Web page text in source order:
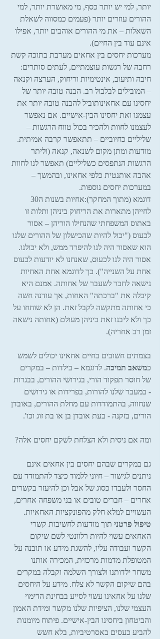
יותר, למי יש יותר כסף, מי מאושרת יותר, למי
ההורים עוזרים יותר (פעמים כמסווה לשאלת
השאלות – את מי ההורים אוהבים יותר, אפילו
אינם עוד בין החיים).
מערכות יחסים בין אחאים מערבת בתוכה קשת
רחבה של רגשות עוצמתיים, לעתים סותרים:
חיבה ותיעוב, אינטימיות וריחוק, הערצה וקנאה
– המובילים לבלבול רב. הבנה טובה יותר של
יחסינו עם אחאינותוביל להבנה טובה יותר את
עצמנו ואת יחסינו הבין-אישיים. אם נאפשר
לעצמנו לחוות ולהכיר בכול טווח הרגשות –
שליליים כחיוביים – תתאפשר קרבה אמיתית.
מודעות ומתן מקום לשנאה, קנאה (וליתר
הרגשות הנתפסים כשליליים) תאפשר לנו לחוות
אהבה אותנטית כלפי אחאינו, ובהמשך –
במערכות יחסים נוספות.
לחייהן מתארות את הריחוק ביניהן ותלות זו
באתוס המשפחתי שהנחילו הוריהן – אסור
לכעוס ("יכול להיות שהכישלון של ההורים שלנו
הוא שאסור היה לנו להיפרד ממש, ולא יכולנו.
אסור היה לנו לכעוס, שאנחנו לא יודעות לכעוס
אחת על השנייה"). כך לדוגמא אחת האחיות
נישאה לחבר לשעבר של אחותה. אמנם היא
קיבלה את "ברכתה" האחות, אך עודנה חשה
כי אחותה מתקשה לקבל זאת. הן לא שוחחו על
כך ולא ליבנו זאת ביניהן מעולם (אחותה נישאה
זמן רב אחריה).
בצמתים חשובים בחיים אחאינו יכולים לשמש
כמשאב תמיכה. לדוגמא – בילדות – במקרים
של חוסר תפקוד הורי, בגירושי ההורים, בבגרות
- במעבר שלנו להורות, בפרידות או גירושים
שנחווה, בהתמודדות עם מחלת ההורים, באובדן
הורים, בזקנה - בעת אובדן בן או בת זוג וכו'.
ומה אם ניסית ולא הצלחת לשקם יחסים אלה?
גם במקרים שבהם יחסים בין אחאים אינם
ניתנים לגישור – חיוני ללמוד כיצד להתמודד עם
החסר ולעבדו כסוג של אבל וכן להיעזר בקשרים
אחרים – חברים טובים או בני משפחה אחרים,
העשויים למלא חלק מהפונקציות האחאיות.
טיפול פרטני תוך מודעות לחשיבות קשרי
האחאים עשוי להיות רלוונטי לשם שיקום
הקשר ועבודה עליו, להשגת מידע או תובנה על
המטופלת מדמות מרכזית, המכירה אותנו
משחר ילדותנו ולצורך השלמה וקבלה במקרים
בהם שיקום הקשר לא צלח. מידע על היחסים
שלנו על אחאינו עשוי לסייע בבחינת הדימוי
העצמי שלנו, הציפיות שלנו מקשר ומידת האמון
והביטחון ביחסינו הבין-אישיים. פיתוח מיומנות
להביע כעסים באסרטיביות, בלא חשש